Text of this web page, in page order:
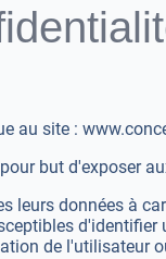
au site :
but d'exposer
leurs données à
de l'utilisateur